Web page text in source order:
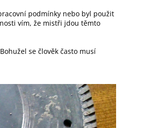
podmínky nebo byl použit
vím, že mistři jdou těmto
se člověk často musí